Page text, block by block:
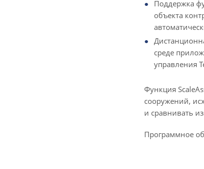
Поддержка
объекта
среде
управления
Функция
сооружений,
и сравнивать
Программное